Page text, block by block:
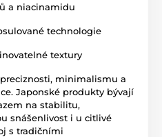
a niacinamidu
technologie
textury
minimalismu a
Japonské produkty bývají
na stabilitu,
snášenlivost i u citlivé
s tradičními